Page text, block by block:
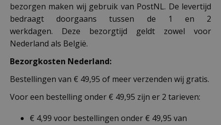
bezorgen maken wij gebruik van PostNL. De levertijd
bedraagt doorgaans tussen de 1 en 2
werkdagen. Deze bezorgtijd geldt zowel voor
Nederland als België.
Bezorgkosten Nederland:
Bestellingen van € 49,95 of meer verzenden wij gratis.
Voor een bestelling onder € 49,95 zijn er 2 tarieven:
€ 4,99 voor bestellingen onder € 49,95 van